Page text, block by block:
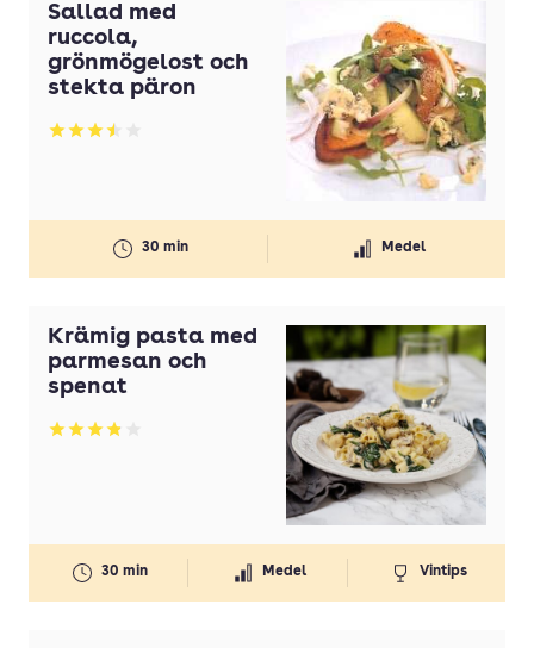
Sallad med
ruccola,
grönmögelost och
stekta päron
Betyg: 3.5 av 5
30 min Medel
Krämig pasta med
parmesan och
spenat
Betyg: 3.88 av 5
30 min Medel Vintips